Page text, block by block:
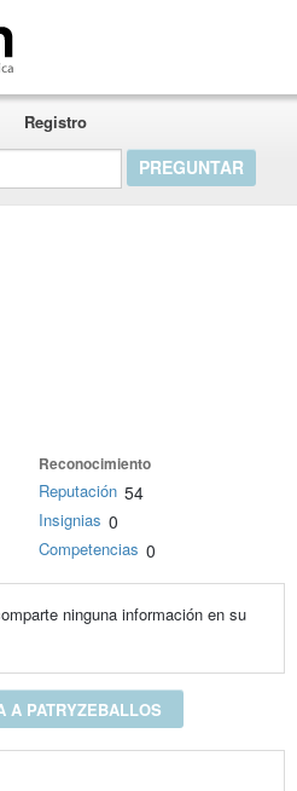
Registro
Reconocimiento
Reputación 54
Insignias 0
Competencias 0
ninguna información en su
A PATRYZEBALLOS